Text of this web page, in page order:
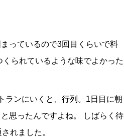
っているので3回目くらいで料
られているような味でよかった
ランにいくと、行列。1日目に朝
思ったんですよね。 しばらく待
れました。